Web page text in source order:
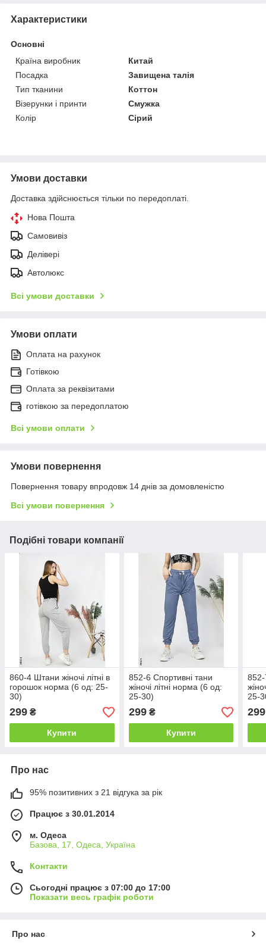
Характеристики
Основні
Країна виробник
Китай
Посадка
Завищена талія
Тип тканини
Коттон
Візерунки і принти
Смужка
Колір
Сірий
Умови доставки
Доставка здійснюється тільки по передоплаті.
Нова Пошта
Самовивіз
Делівері
Автолюкс
Всі умови доставки
Умови оплати
Оплата на рахунок
Готівкою
Оплата за реквізитами
готівкою за передоплатою
Всі умови оплати
Умови повернення
Повернення товару впродовж 14 днів за домовленістю
Всі умови повернення
Подібні товари компанії
860-4 Штани жіночі літні в
горошок норма (6 од: 25-
30)
299 ₴
Купити
852-6 Спортивні тани
жіночі літні норма (6 од:
25-30)
299₴
Купити
852-
25-
299
Про нас
95% позитивних з 21 відгука за рік
Працює з 30.01.2014
м. Одеса
Базова, 17, Одеса, Україна
Контакти
Сьогодні працює з 07:00 до 17:00
Показати весь графік роботи
Про нас